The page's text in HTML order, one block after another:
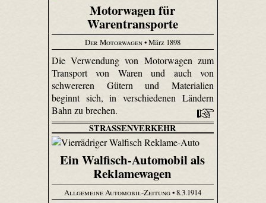
Motorwagen für
Warentransporte
Der Motorwagen• März 1898
Die Verwendung von Motorwagen zum
Transport von Waren und auch von
schwereren Gütern und Materialien
beginnt sich, in verschiedenen Ländern
Bahn zu brechen.
STRASSENVERKEHR
Ein Walfisch-Automobil als
Reklamewagen
Allgemeine Automobil-Zeitung• 8.3.1914